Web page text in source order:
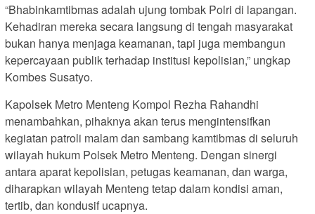
“Bhabinkamtibmas adalah ujung tombak Polri di lapangan.
Kehadiran mereka secara langsung di tengah masyarakat
bukan hanya menjaga keamanan, tapi juga membangun
kepercayaan publik terhadap institusi kepolisian,” ungkap
Kombes Susatyo.
Kapolsek Metro Menteng Kompol Rezha Rahandhi
menambahkan, pihaknya akan terus mengintensifkan
kegiatan patroli malam dan sambang kamtibmas di seluruh
wilayah hukum Polsek Metro Menteng. Dengan sinergi
antara aparat kepolisian, petugas keamanan, dan warga,
diharapkan wilayah Menteng tetap dalam kondisi aman,
tertib, dan kondusif ucapnya.